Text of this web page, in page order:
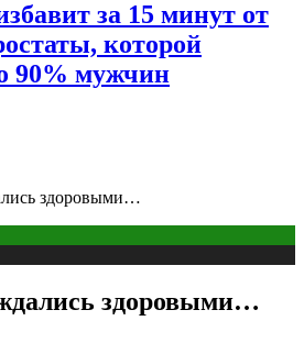
за 15 минут от
которой
90% мужчин
здоровыми…
здоровыми…